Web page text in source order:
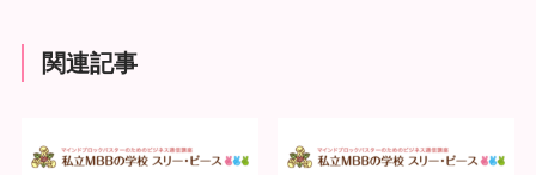
関連記事